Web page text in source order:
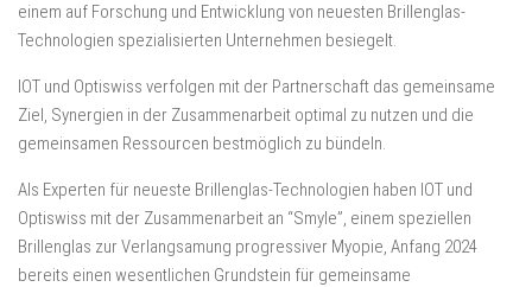
einem auf Forschung und Entwicklung von neuesten Brillenglas-
Technologien spezialisierten Unternehmen besiegelt.
IOT und Optiswiss verfolgen mit der Partnerschaft das gemeinsame
Ziel, Synergien in der Zusammenarbeit optimal zu nutzen und die
gemeinsamen Ressourcen bestmöglich zu bündeln.
Als Experten für neueste Brillenglas-Technologien haben IOT und
Optiswiss mit der Zusammenarbeit an “Smyle”, einem speziellen
Brillenglas zur Verlangsamung progressiver Myopie, Anfang 2024
bereits einen wesentlichen Grundstein für gemeinsame